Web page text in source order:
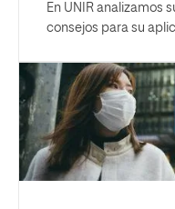
En UNIR analizamos
consejos para su